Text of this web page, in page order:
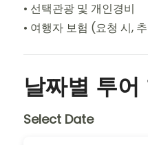
• 선택관광 및 개인경비
• 여행자 보험 (요청 시,
날짜별 투어
Select Date